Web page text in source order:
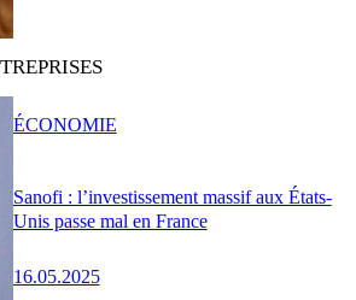
Sanofi : l’investissement massif aux États-
Unis passe mal en France
16.05.2025
ÉCONOMIE